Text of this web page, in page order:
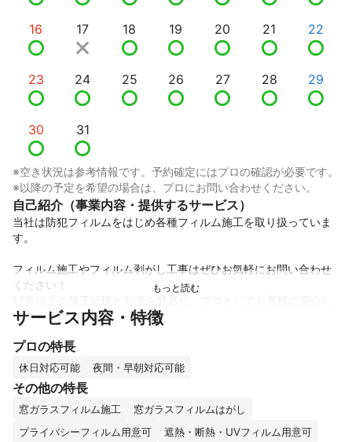
16 17 18 19 20 21 22
23 24 25 26 27 28 29
30 31
※空き状況は参考情報です。予約確定にはプロの確認が必要です。
※以降の予定を希望の場合は、プロにお問い合わせください。
自己紹介（事業内容・提供するサービス）
当社は防犯フィルムをはじめ各種フィルム施工を取り扱っていま
す。
フィルム施工やフィルム剥がし工事はぜひお気軽にお問い合わせ
ください！
て頂き、満足して頂けるよう、心を込めて施工致します！！
◎飛散防止フィルム
◎防犯フィルム
◎遮熱・断熱フィルム
◎プライバシーフィルム
◎デザインフィルム
全てに対応しております。
サービス内容・特徴
プロの特長
休日対応可能 夜間・早朝対応可能
その他の特長
窓ガラスフィルム施工
窓ガラスフィルムはがし
プライバシーフィルム用意可
遮熱・断熱・UVフィルム用意可